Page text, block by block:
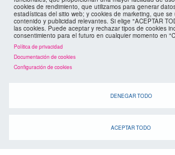
cookies de rendimiento, que utilizamos para generar
estadísticas del sitio web; y cookies de marketing, que se
contenido y publicidad relevantes. Si elige "ACEPTAR
las cookies. Puede aceptar y rechazar tipos de cookies
consentimiento para el futuro en cualquier momento en
Política de privacidad
Documentación de cookies
Configuración de cookies
DENEGAR TODO
ACEPTAR TODO
footer
FMC
mapa web
políticas de privacidad
cookies